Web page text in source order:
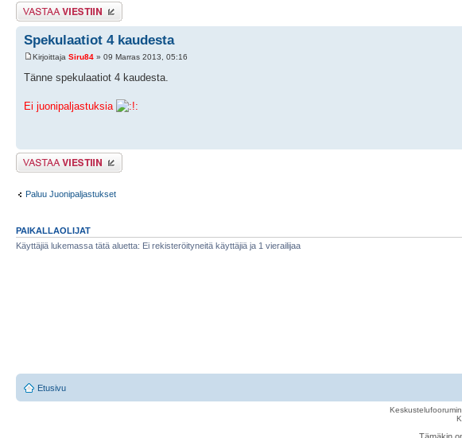
Lähetä vastaus
Spekulaatiot 4 kaudesta
Kirjoittaja Siru84 » 09 Marras 2013, 05:16
Tänne spekulaatiot 4 kaudesta.
Ei juonipaljastuksia
Lähetä vastaus
Paluu Juonipaljastukset
PAIKALLAOLIJAT
Käyttäjiä lukemassa tätä aluetta: Ei rekisteröityneitä käyttäjiä ja 1 vierailijaa
Etusivu
Tämäkin